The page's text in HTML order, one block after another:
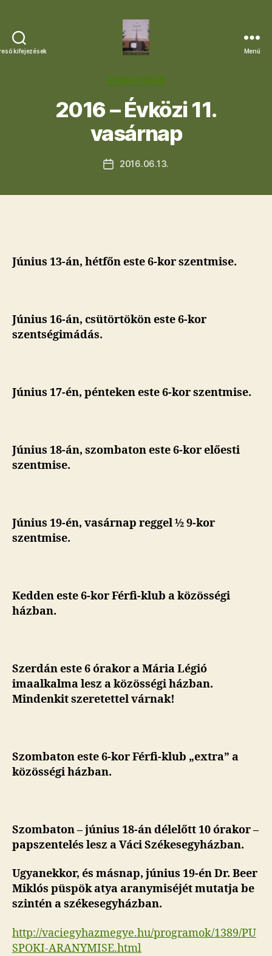
kifejezések
Egyházközség
Menü
Kategóriák
HIRDETÉSEK
2016 – Évközi 11.
vasárnap
Bejegyzés
2016.06.13.
Június 13-án, hétfőn este 6-kor szentmise.
Június 16-án, csütörtökön este 6-kor
szentségimádás.
Június 17-én, pénteken este6-kor szentmise.
Június 18-án, szombaton este6-kor előesti
szentmise.
Június 19-én, vasárnap reggel ½ 9-kor
szentmise.
Kedden este 6-kor Férfi-klub a közösségi
házban.
Szerdán este 6 órakor a Mária Légió
imaalkalma lesz a közösségi házban.
Mindenkit szeretettel várnak!
Szombaton este 6-kor Férfi-klub „extra” a
közösségi házban.
Szombaton – június 18-án délelőtt 10 órakor –
papszentelés lesz a Váci Székesegyházban.
Ugyanekkor, és másnap, június 19-én Dr. Beer
Miklós püspök atya aranymiséjét mutatja be
szintén a székesegyházban.
http://vaciegyhazmegye.hu/programok/1389/PU
SPOKI-ARANYMISE.html